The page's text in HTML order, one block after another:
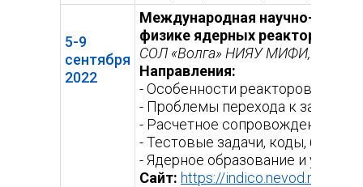
5-9
сентября
2022
Международная научно-
физике ядерных реакторов
СОЛ «Волга» НИЯУ МИФИ,
Направления:
- Особенности реакторов на
- Проблемы перехода к
- Расчетное сопровождение
- Тестовые задачи, коды, базы
- Ядерное образование и
Сайт: https://